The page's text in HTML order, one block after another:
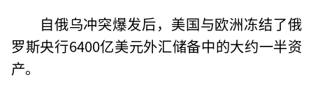
自俄乌冲突爆发后，美国与欧洲冻结了俄
罗斯央行6400亿美元外汇储备中的大约一半资
产。